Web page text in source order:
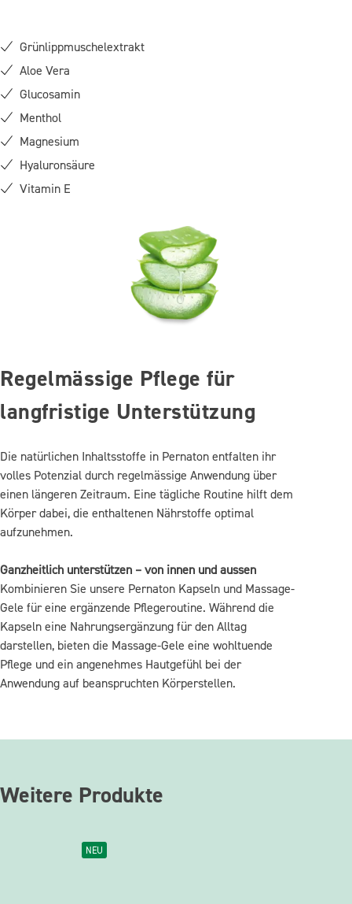
Grünlippmuschelextrakt
Aloe Vera
Glucosamin
Menthol
Magnesium
Hyaluronsäure
Vitamin E
Regelmässige Pflege für
langfristige Unterstützung
Die natürlichen Inhaltsstoffe in Pernaton entfalten ihr
volles Potenzial durch regelmässige Anwendung über
einen längeren Zeitraum. Eine tägliche Routine hilft dem
Körper dabei, die enthaltenen Nährstoffe optimal
aufzunehmen.
Ganzheitlich unterstützen – von innen und aussen
Kombinieren Sie unsere Pernaton Kapseln und Massage-
Gele für eine ergänzende Pflegeroutine. Während die
Kapseln eine Nahrungsergänzung für den Alltag
darstellen, bieten die Massage-Gele eine wohltuende
Pflege und ein angenehmes Hautgefühl bei der
Anwendung auf beanspruchten Körperstellen.
Weitere Produkte
NEU